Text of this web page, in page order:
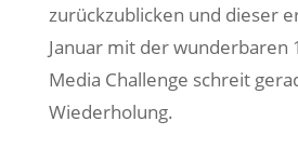
zurückzublicken und dieser
Januar mit der wunderbaren
Media Challenge schreit
Wiederholung.